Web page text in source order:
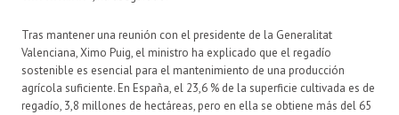
Tras mantener una reunión con el presidente de la Generalitat
Valenciana, Ximo Puig, el ministro ha explicado que el regadío
sostenible es esencial para el mantenimiento de una producción
agrícola suficiente. En España, el 23,6 % de la superficie cultivada es de
regadío, 3,8 millones de hectáreas, pero en ella se obtiene más del 65